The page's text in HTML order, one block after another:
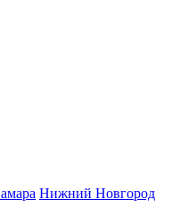
Нижний Новгород